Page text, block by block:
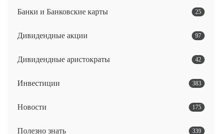
Банки и Банковские карты 25
Дивидендные акции 97
Дивидендные аристократы 42
Инвестиции 383
Новости 175
Полезно знать 339